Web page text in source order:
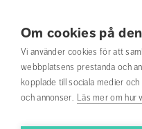
Om cookies på
Vi använder cookies för att
webbplatsens prestanda och
kopplade till sociala medier
och annonser. Läs mer om hur
Jobba hos oss
Nyhetsbrev
Om webbplatsen